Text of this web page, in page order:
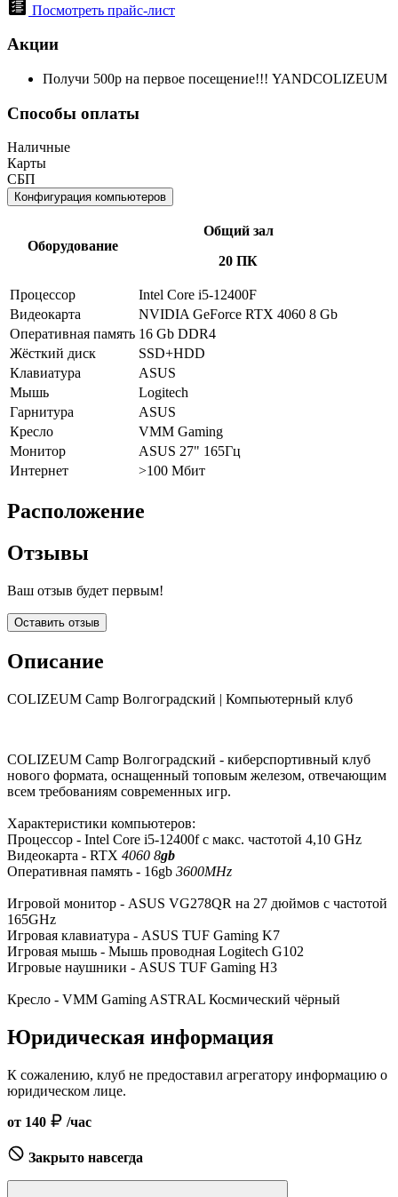
Посмотреть прайс-лист
Акции
Получи 500р на первое посещение!!! YANDCOLIZEUM
Способы оплаты
Наличные
Карты
СБП
Конфигурация компьютеров
Оборудование
Общий зал
20 ПК
Процессор
Intel Core i5-12400F
Видеокарта
NVIDIA GeForce RTX 4060 8 Gb
Оперативная память 16 Gb DDR4
Жёсткий диск
SSD+HDD
Клавиатура
ASUS
Мышь
Logitech
Гарнитура
ASUS
Кресло
VMM Gaming
Монитор
ASUS 27" 165Гц
Интернет
>100 Мбит
Расположение
Отзывы
Ваш отзыв будет первым!
Оставить отзыв
Описание
COLIZEUM Camp Волгоградский | Компьютерный клуб
COLIZEUM Camp Волгоградский - киберспортивный клуб
нового формата, оснащенный топовым железом, отвечающим
всем требованиям современных игр.
Характеристики компьютеров:
Процессор - Intel Core i5-12400f с макс. частотой 4,10 GHz
Видеокарта - RTX 4060 8gb
Оперативная память - 16gb 3600MHz
Игровой монитор - ASUS VG278QR на 27 дюймов с частотой
165GHz
Игровая клавиатура - ASUS TUF Gaming K7
Игровая мышь - Мышь проводная Logitech G102
Игровые наушники - ASUS TUF Gaming H3
Кресло - VMM Gaming ASTRAL Космический чёрный
Юридическая информация
К сожалению, клуб не предоставил агрегатору информацию о
юридическом лице.
от 140 /час
Закрыто навсегда